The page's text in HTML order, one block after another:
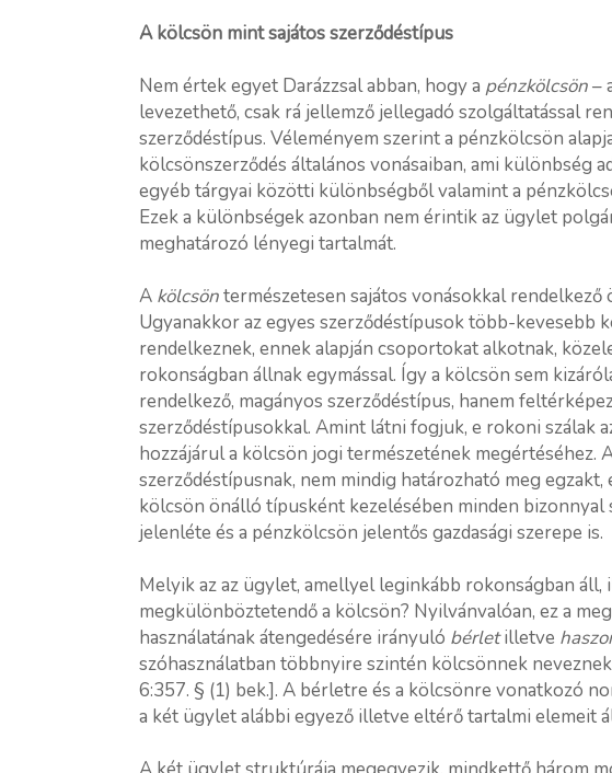
A kölcsön mint sajátos szerződéstípus
Nem értek egyet Darázzsal abban, hogy a pénzkölcsön–
levezethető, csak rá jellemző jellegadó szolgáltatással
szerződéstípus. Véleményem szerint a pénzkölcsön
kölcsönszerződés általános vonásaiban, ami különbség
egyéb tárgyai közötti különbségből valamint a
Ezek a különbségek azonban nem érintik az ügylet
meghatározó lényegi tartalmát.
A kölcsöntermészetesen sajátos vonásokkal rendelkező
Ugyanakkor az egyes szerződéstípusok több-kevesebb
rendelkeznek, ennek alapján csoportokat alkotnak,
rokonságban állnak egymással. Így a kölcsön sem
rendelkező, magányos szerződéstípus, hanem
szerződéstípusokkal. Amint látni fogjuk, e rokoni szálak
hozzájárul a kölcsön jogi természetének megértéséhez.
szerződéstípusnak, nem mindig határozható meg
kölcsön önálló típusként kezelésében minden bizonnyal
jelenléte és a pénzkölcsön jelentős gazdasági szerepe is.
Melyik az az ügylet, amellyel leginkább rokonságban
megkülönböztetendő a kölcsön? Nyilvánvalóan, ez a
használatának átengedésére irányuló bérletilletve
szóhasználatban többnyire szintén kölcsönnek
6:357. § (1) bek.]. A bérletre és a kölcsönre vonatkozó
a két ügylet alábbi egyező illetve eltérő tartalmi elemeit